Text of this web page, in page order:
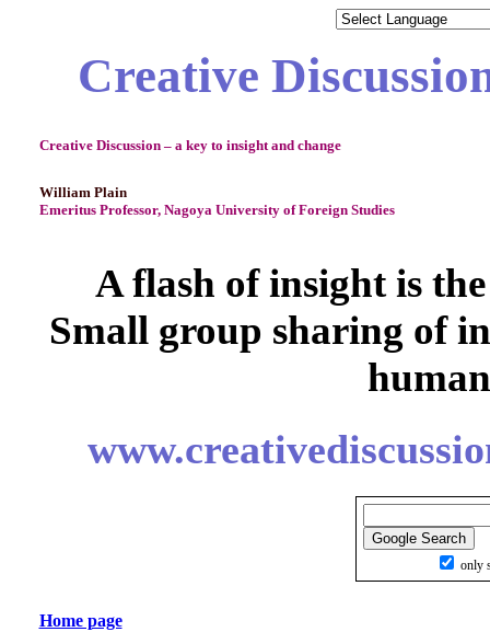
Creative
Creative Discussion – a key to insight and change
William Plain
Emeritus Professor, Nagoya University of Foreign Studies
A flash of insight is
Small group sharing of
only
Home page